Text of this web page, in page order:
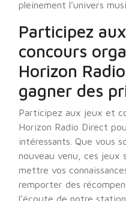
pleinement l’univers
Participez
concours
Horizon
gagner des
Participez aux jeux et
Horizon Radio Direct
intéressants. Que vous
nouveau venu, ces jeux
mettre vos
remporter des
l’écoute de notre